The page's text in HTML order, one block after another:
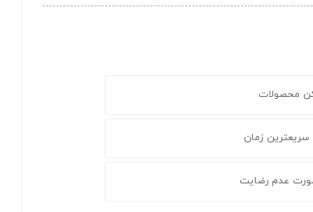
محصولات
سریعترین زمان
عدم رضایت